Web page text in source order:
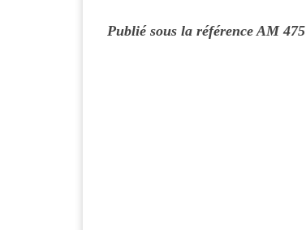
Publié sous la référence AM 475